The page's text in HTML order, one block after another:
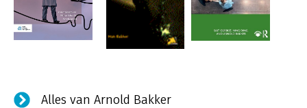
Alles van Arnold Bakker